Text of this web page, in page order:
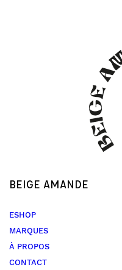
BEIGE AMANDE
ESHOP
MARQUES
À PROPOS
CONTACT